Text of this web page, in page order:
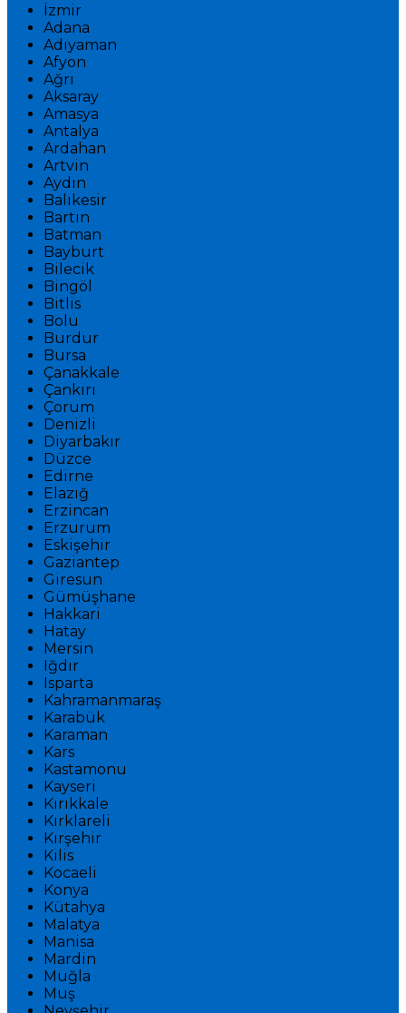
İzmir
Adana
Adıyaman
Afyon
Ağrı
Aksaray
Amasya
Antalya
Ardahan
Artvin
Aydın
Balıkesir
Bartın
Batman
Bayburt
Bilecik
Bingöl
Bitlis
Bolu
Burdur
Bursa
Çanakkale
Çankırı
Çorum
Denizli
Diyarbakır
Düzce
Edirne
Elazığ
Erzincan
Erzurum
Eskişehir
Gaziantep
Giresun
Gümüşhane
Hakkari
Hatay
Mersin
Iğdır
Isparta
Kahramanmaraş
Karabük
Karaman
Kars
Kastamonu
Kayseri
Kırıkkale
Kırklareli
Kırşehir
Kilis
Kocaeli
Konya
Kütahya
Malatya
Manisa
Mardin
Muğla
Muş